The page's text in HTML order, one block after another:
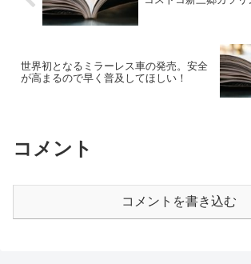
世界初となるミラーレス車の発売。安全
が高まるので早く普及してほしい！
コメント
コメントを書き込む